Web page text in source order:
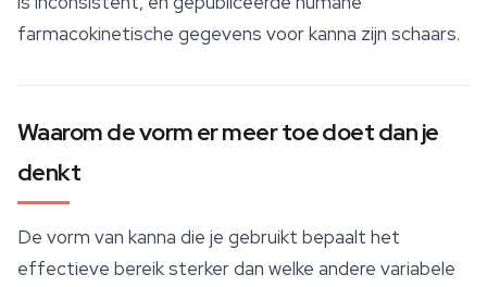
farmacokinetische gegevens voor kanna zijn schaars.
Waarom de vorm er meer toe doet dan je
denkt
De vorm van kanna die je gebruikt bepaalt het
effectieve bereik sterker dan welke andere variabele